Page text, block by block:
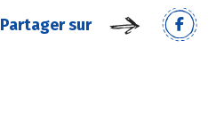
Partager sur